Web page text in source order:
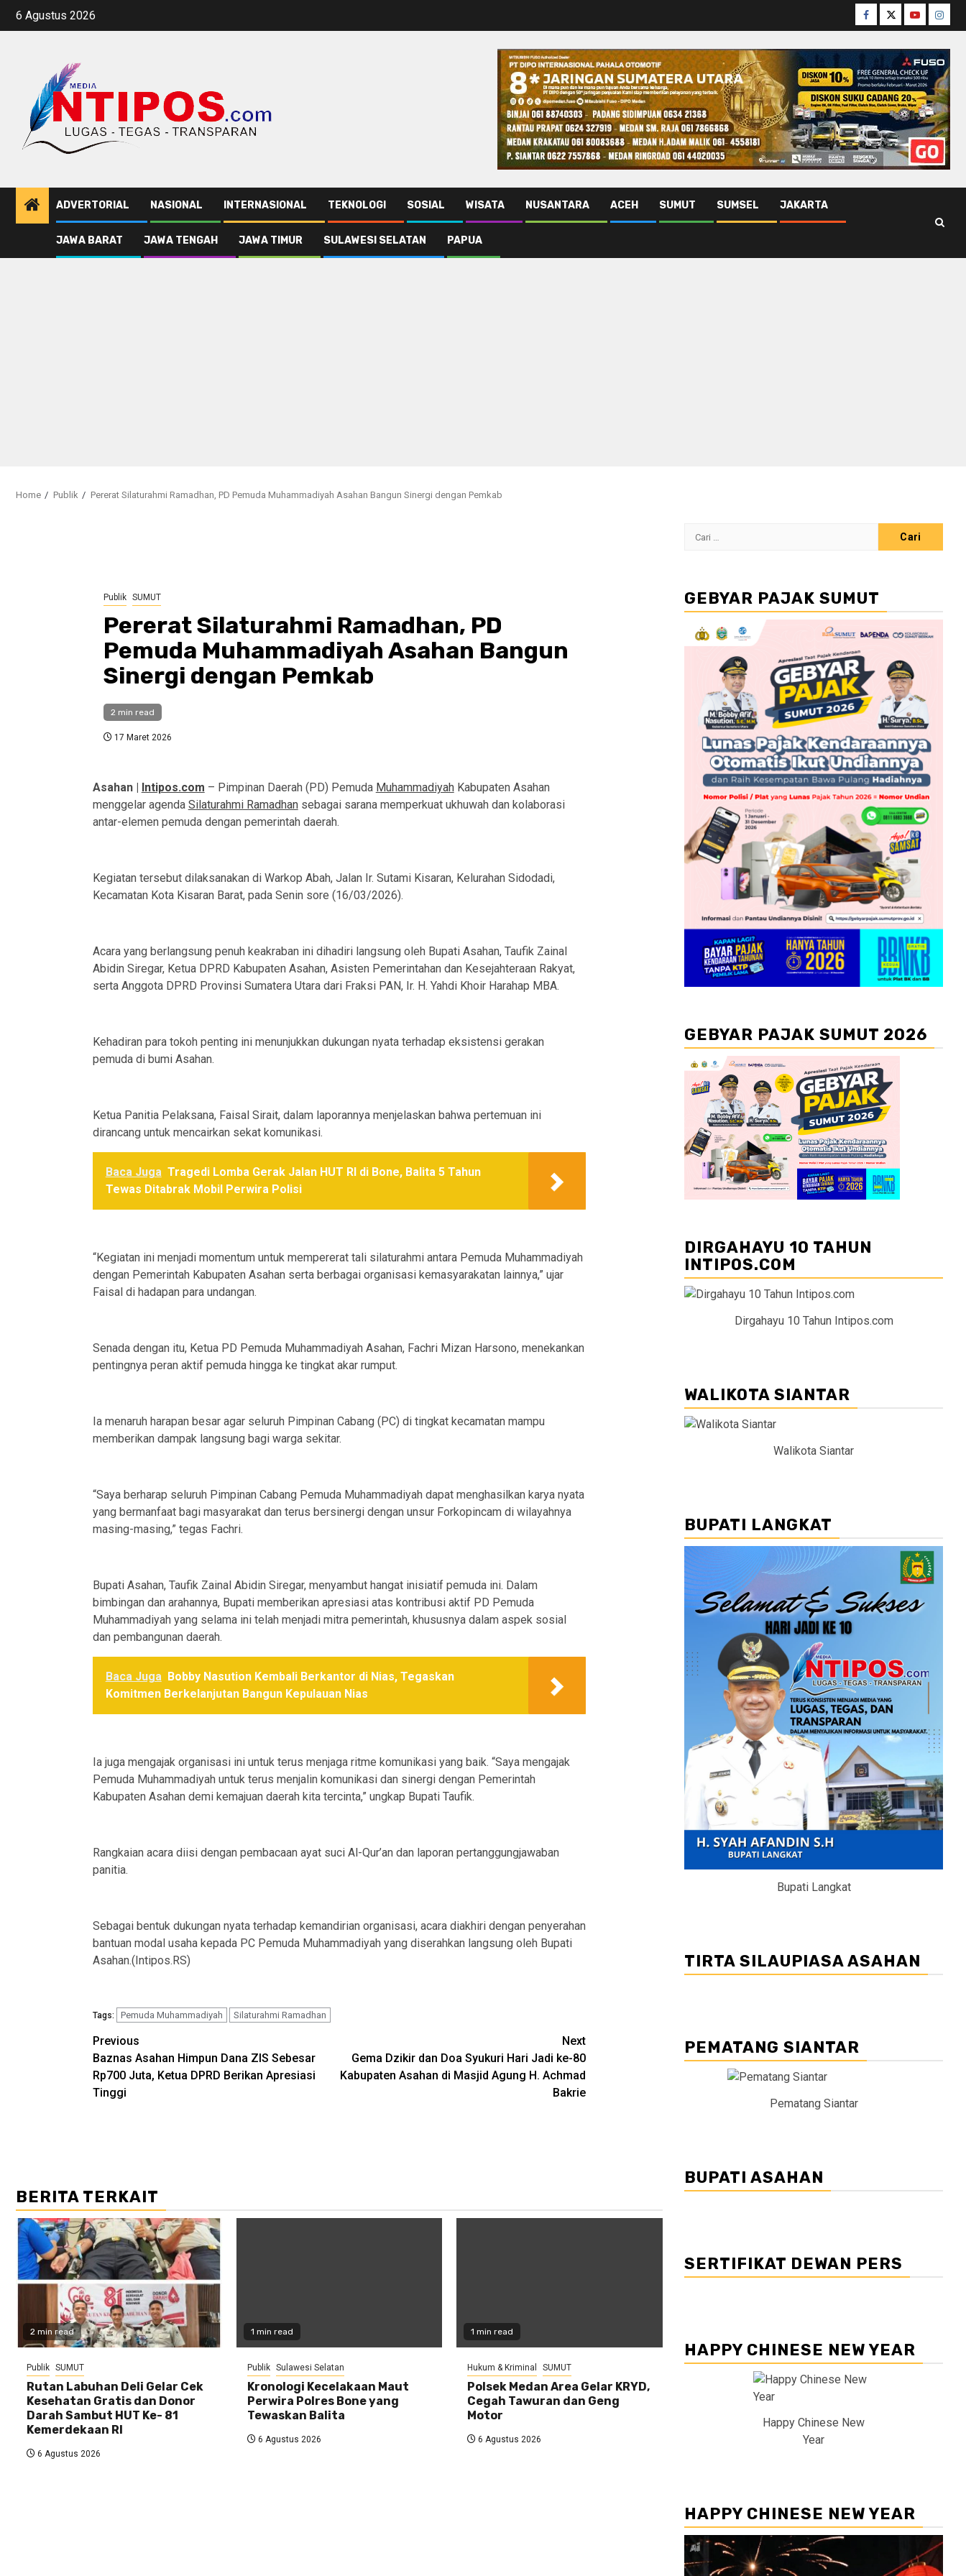
Skip
6 Agustus 2026 Facebook
TwitterYoutube
ADVERTORIAL NASIONAL INTERNASIONAL TEKNOLOGI SOSIAL WISATA NUSANTARA ACEH SUMUT SUMSEL JAKARTA
JAWA BARAT JAWA TENGAH JAWA TIMUR SULAWESI SELATAN PAPUA
Home Publik Pererat Silaturahmi Ramadhan, PD Pemuda Muhammadiyah Asahan Bangun Sinergi dengan Pemkab
Publik SUMUT
Pererat Silaturahmi Ramadhan, PD
Pemuda Muhammadiyah Asahan Bangun
Sinergi dengan Pemkab
2 min read
17 Maret 2026
Asahan | Intipos.com – Pimpinan Daerah (PD) Pemuda MuhammadiyahKabupaten Asahan
menggelar agenda Silaturahmi Ramadhansebagai sarana memperkuat ukhuwah dan kolaborasi
antar-elemen pemuda dengan pemerintah daerah.
Kegiatan tersebut dilaksanakan di Warkop Abah, Jalan Ir. Sutami Kisaran, Kelurahan Sidodadi,
Kecamatan Kota Kisaran Barat, pada Senin sore (16/03/2026).
Acara yang berlangsung penuh keakraban ini dihadiri langsung oleh Bupati Asahan, Taufik Zainal
Abidin Siregar, Ketua DPRD Kabupaten Asahan, Asisten Pemerintahan dan Kesejahteraan Rakyat,
serta Anggota DPRD Provinsi Sumatera Utara dari Fraksi PAN, Ir. H. Yahdi Khoir Harahap MBA.
Kehadiran para tokoh penting ini menunjukkan dukungan nyata terhadap eksistensi gerakan
pemuda di bumi Asahan.
Ketua Panitia Pelaksana, Faisal Sirait, dalam laporannya menjelaskan bahwa pertemuan ini
dirancang untuk mencairkan sekat komunikasi.
Baca Juga Tragedi Lomba Gerak Jalan HUT RI di Bone, Balita 5 Tahun
Tewas Ditabrak Mobil Perwira Polisi
“Kegiatan ini menjadi momentum untuk mempererat tali silaturahmi antara Pemuda Muhammadiyah
dengan Pemerintah Kabupaten Asahan serta berbagai organisasi kemasyarakatan lainnya,” ujar
Faisal di hadapan para undangan.
Senada dengan itu, Ketua PD Pemuda Muhammadiyah Asahan, Fachri Mizan Harsono, menekankan
pentingnya peran aktif pemuda hingga ke tingkat akar rumput.
Ia menaruh harapan besar agar seluruh Pimpinan Cabang (PC) di tingkat kecamatan mampu
memberikan dampak langsung bagi warga sekitar.
“Saya berharap seluruh Pimpinan Cabang Pemuda Muhammadiyah dapat menghasilkan karya nyata
yang bermanfaat bagi masyarakat dan terus bersinergi dengan unsur Forkopincam di wilayahnya
masing-masing,” tegas Fachri.
Bupati Asahan, Taufik Zainal Abidin Siregar, menyambut hangat inisiatif pemuda ini. Dalam
bimbingan dan arahannya, Bupati memberikan apresiasi atas kontribusi aktif PD Pemuda
Muhammadiyah yang selama ini telah menjadi mitra pemerintah, khususnya dalam aspek sosial
dan pembangunan daerah.
Baca Juga Bobby Nasution Kembali Berkantor di Nias, Tegaskan
Komitmen Berkelanjutan Bangun Kepulauan Nias
Ia juga mengajak organisasi ini untuk terus menjaga ritme komunikasi yang baik. “Saya mengajak
Pemuda Muhammadiyah untuk terus menjalin komunikasi dan sinergi dengan Pemerintah
Kabupaten Asahan demi kemajuan daerah kita tercinta,” ungkap Bupati Taufik.
Rangkaian acara diisi dengan pembacaan ayat suci Al-Qur’an dan laporan pertanggungjawaban
panitia.
Sebagai bentuk dukungan nyata terhadap kemandirian organisasi, acara diakhiri dengan penyerahan
bantuan modal usaha kepada PC Pemuda Muhammadiyah yang diserahkan langsung oleh Bupati
Asahan.(Intipos.RS)
Tags: Pemuda Muhammadiyah Silaturahmi Ramadhan
Post
navigation
Previous
Baznas Asahan Himpun Dana ZIS Sebesar
Rp700 Juta, Ketua DPRD Berikan Apresiasi
Tinggi
Next
Gema Dzikir dan Doa Syukuri Hari Jadi ke-80
Kabupaten Asahan di Masjid Agung H. Achmad
Bakrie
BERITA TERKAIT
2 min read
Publik SUMUT
Rutan Labuhan Deli Gelar Cek
Kesehatan Gratis dan Donor
Darah Sambut HUT Ke- 81
Kemerdekaan RI
6 Agustus 2026
1 min read
Publik Sulawesi Selatan
Kronologi Kecelakaan Maut
Perwira Polres Bone yang
Tewaskan Balita
6 Agustus 2026
1 min read
Hukum & Kriminal SUMUT
Polsek Medan Area Gelar KRYD,
Cegah Tawuran dan Geng
Motor
6 Agustus 2026
Cari
GEBYAR PAJAK SUMUT
GEBYAR PAJAK SUMUT 2026
DIRGAHAYU 10 TAHUN
INTIPOS.COM
Dirgahayu 10 Tahun Intipos.com
WALIKOTA SIANTAR
Walikota Siantar
BUPATI LANGKAT
Bupati Langkat
TIRTA SILAUPIASA ASAHAN
PEMATANG SIANTAR
Pematang Siantar
BUPATI ASAHAN
SERTIFIKAT DEWAN PERS
HAPPY CHINESE NEW YEAR
Happy Chinese New
Year
HAPPY CHINESE NEW YEAR
Pemutar
Video